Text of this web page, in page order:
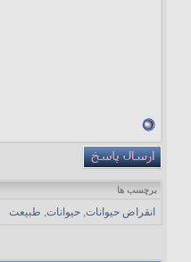
برچسب ها
انقراض حیوانات, حیوانات, طبیعت